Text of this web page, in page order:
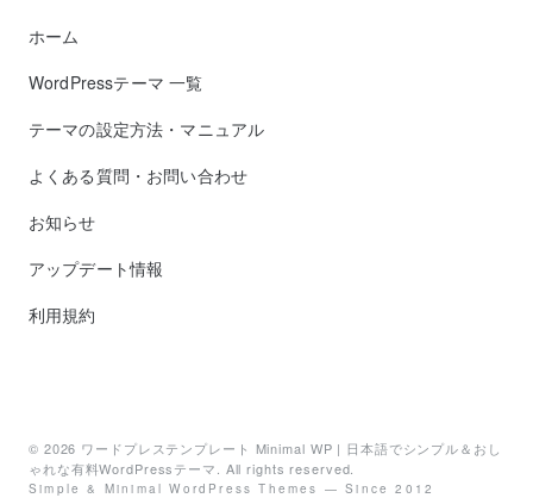
ホーム
WordPressテーマ 一覧
テーマの設定方法・マニュアル
よくある質問・お問い合わせ
お知らせ
アップデート情報
利用規約
© 2026 ワードプレステンプレート Minimal WP | 日本語でシンプル＆おし
ゃれな有料WordPressテーマ
. All rights reserved.
Simple & Minimal WordPress Themes — Since 2012